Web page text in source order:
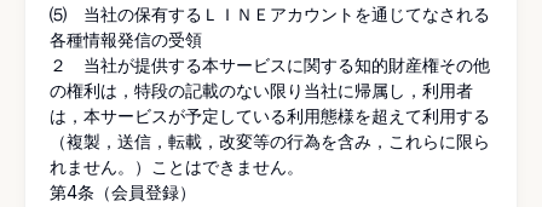
⑸ 当社の保有するＬＩＮＥアカウントを通じてなされる
各種情報発信の受領
２ 当社が提供する本サービスに関する知的財産権その他
の権利は，特段の記載のない限り当社に帰属し，利用者
は，本サービスが予定している利用態様を超えて利用する
（複製，送信，転載，改変等の行為を含み，これらに限ら
れません。）ことはできません。
第4条（会員登録）